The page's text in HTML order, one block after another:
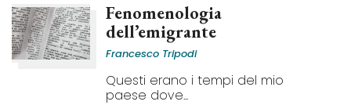
Fenomenologia
dell’emigrante
Francesco Tripodi
Questi erano i tempi del mio
paese dove...